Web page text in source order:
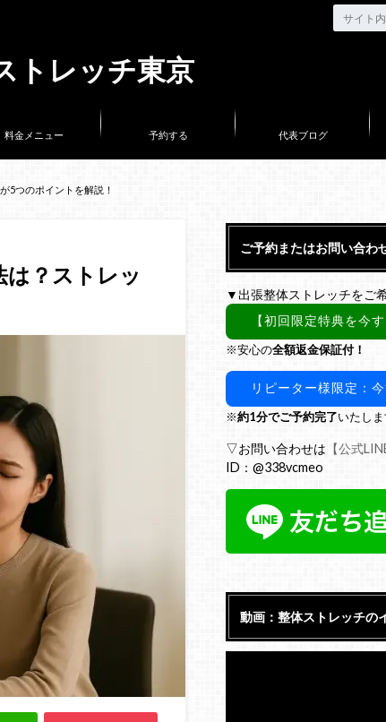
トレッチ東京
料金メニュー 予約する 代表ブログ
5つのポイントを解説！
は？ストレッ
ご予約またはお問い合わ
▼出張整体ストレッチをご
【初回限定特典を今
※安心の全額返金保証付！
リピーター様限定：
※約1分でご予約完了いたしま
▽お問い合わせは 【公式
ID：@338vcmeo
動画：整体ストレッチの